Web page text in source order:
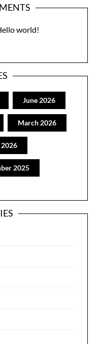
world!
June 2026
March 2026
2026
2025